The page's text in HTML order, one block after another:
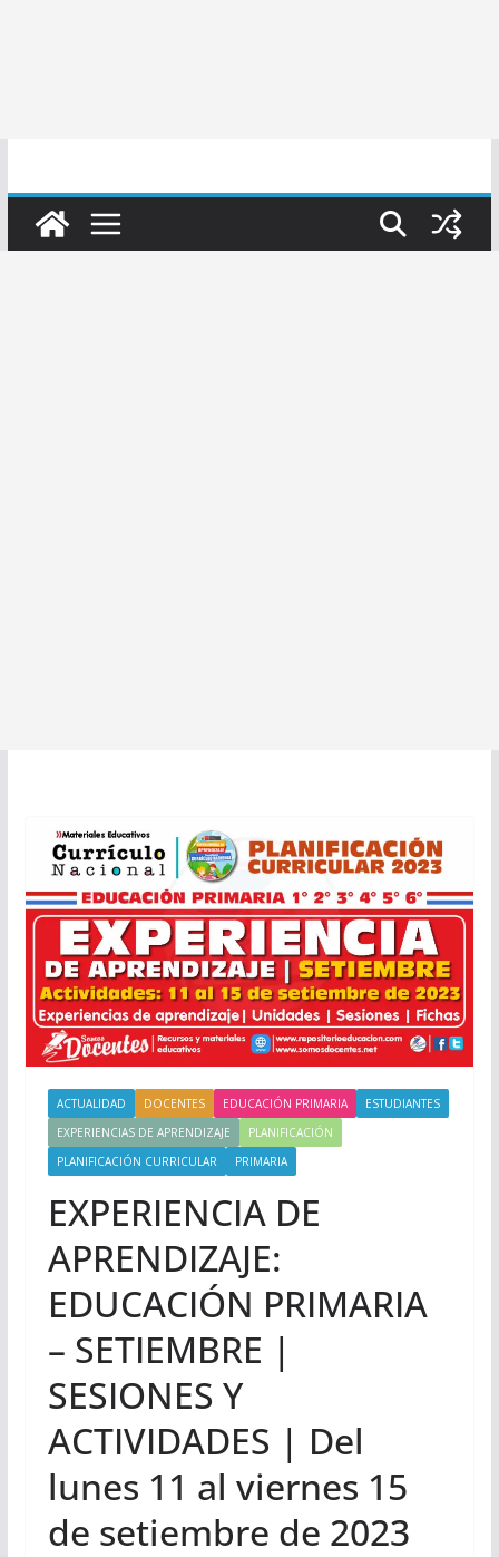
ACTUALIDAD DOCENTES EDUCACIÓN PRIMARIA
ESTUDIANTES
EXPERIENCIAS DE APRENDIZAJE
PLANIFICACIÓN
PLANIFICACIÓN CURRICULAR
PRIMARIA
EXPERIENCIA DE
APRENDIZAJE:
EDUCACIÓN PRIMARIA
– SETIEMBRE |
SESIONES Y
ACTIVIDADES | Del
lunes 11 al viernes 15
de setiembre de 2023